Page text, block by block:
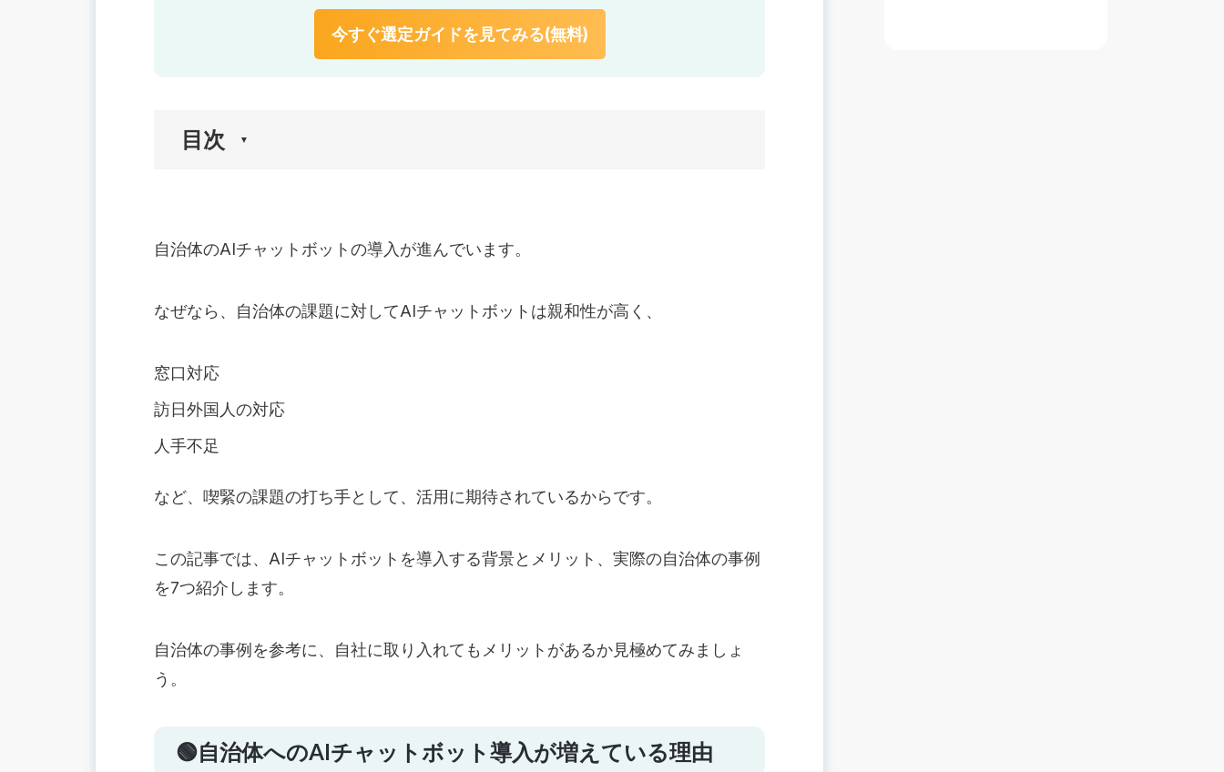
今すぐ選定ガイドを見てみる(無料)
目次
訪日外国人の対応の課題
🟢自治体がAIチャットボットを使うメリット
多言語対応で外国人に対応できる
人件費が削減できる
種類1.医療チャットボット
種類3.生活相談チャットボット
🔴AIチャットボットの注意点
初期コストとランニングコストがかかる
試験運用してから市民に公開する
【福島県会津若松市】問い合わせAIチャットサービス
自治体のAIチャットボットの導入が進んでいます。
なぜなら、自治体の課題に対してAIチャットボットは親和性が高く、
窓口対応
訪日外国人の対応
人手不足
など、喫緊の課題の打ち手として、活用に期待されているからです。
この記事では、AIチャットボットを導入する背景とメリット、実際の自治体の事例
を7つ紹介します。
自治体の事例を参考に、自社に取り入れてもメリットがあるか見極めてみましょ
う。
🟢自治体へのAIチャットボット導入が増えている理由